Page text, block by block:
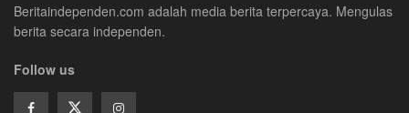
Beritaindependen.com adalah media berita terpercaya. Mengulas
berita secara independen.
Follow us